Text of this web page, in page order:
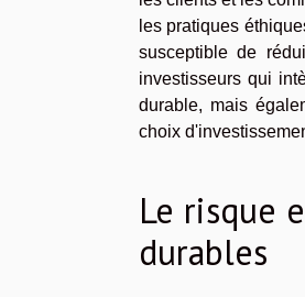
les pratiques
susceptible de
investisseurs qui
durable, mais
choix
Le risque
durables